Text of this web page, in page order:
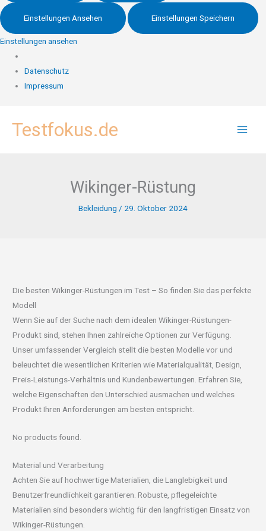
Einstellungen Ansehen Einstellungen Speichern
Einstellungen ansehen
Datenschutz
Impressum
InhaltTestfokus.de
Wikinger-Rüstung
Bekleidung / 29. Oktober 2024
Die besten Wikinger-Rüstungen im Test – So finden Sie das perfekte
Modell
Wenn Sie auf der Suche nach dem idealen Wikinger-Rüstungen-
Produkt sind, stehen Ihnen zahlreiche Optionen zur Verfügung.
Unser umfassender Vergleich stellt die besten Modelle vor und
beleuchtet die wesentlichen Kriterien wie Materialqualität, Design,
Preis-Leistungs-Verhältnis und Kundenbewertungen. Erfahren Sie,
welche Eigenschaften den Unterschied ausmachen und welches
Produkt Ihren Anforderungen am besten entspricht.
No products found.
Material und Verarbeitung
Achten Sie auf hochwertige Materialien, die Langlebigkeit und
Benutzerfreundlichkeit garantieren. Robuste, pflegeleichte
Materialien sind besonders wichtig für den langfristigen Einsatz von
Wikinger-Rüstungen.